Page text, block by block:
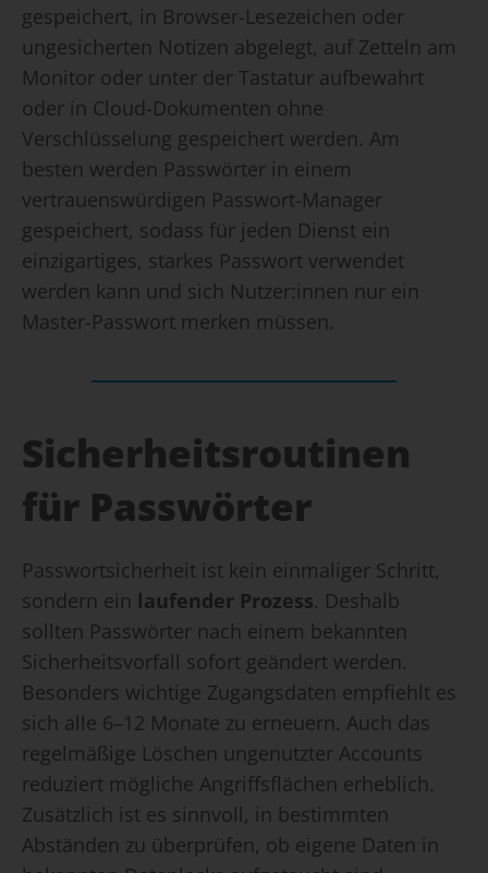
gespeichert, in Browser-Lesezeichen oder
ungesicherten Notizen abgelegt, auf Zetteln am
Monitor oder unter der Tastatur aufbewahrt
oder in Cloud-Dokumenten ohne
Verschlüsselung gespeichert werden. Am
besten werden Passwörter in einem
vertrauenswürdigen Passwort-Manager
gespeichert, sodass für jeden Dienst ein
einzigartiges, starkes Passwort verwendet
werden kann und sich Nutzer:innen nur ein
Master-Passwort merken müssen.
Sicherheitsroutinen
für Passwörter
Passwortsicherheit ist kein einmaliger Schritt,
sondern ein laufender Prozess. Deshalb
sollten Passwörter nach einem bekannten
Sicherheitsvorfall sofort geändert werden.
Besonders wichtige Zugangsdaten empfiehlt es
sich alle 6–12 Monate zu erneuern. Auch das
regelmäßige Löschen ungenutzter Accounts
reduziert mögliche Angriffsflächen erheblich.
Zusätzlich ist es sinnvoll, in bestimmten
Abständen zu überprüfen, ob eigene Daten in